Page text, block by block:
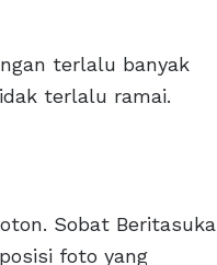
terlalu banyak
terlalu ramai.
Sobat Beritasuka
foto yang